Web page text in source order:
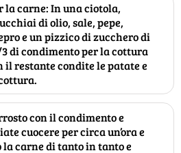
la carne: In una ciotola,
di olio, sale, pepe,
e un pizzico di zucchero di
di condimento per la cottura
il restante condite le patate e
con il condimento e
cuocere per circa un’ora e
carne di tanto in tanto e